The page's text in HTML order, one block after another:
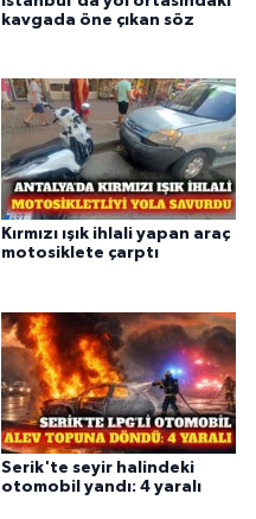
kavgada öne çıkan söz
Kırmızı ışık ihlali yapan araç
motosiklete çarptı
Serik'te seyir halindeki
otomobil yandı: 4 yaralı